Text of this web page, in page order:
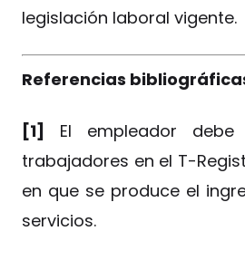
legislación laboral vigente.
Referencias
[1]
El empleador
trabajadores en el T-
en que se produce el
servicios.